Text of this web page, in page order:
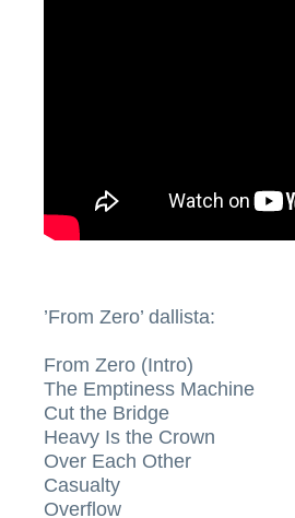
’From Zero’ dallista:
From Zero (Intro)
The Emptiness Machine
Cut the Bridge
Heavy Is the Crown
Over Each Other
Casualty
Overflow